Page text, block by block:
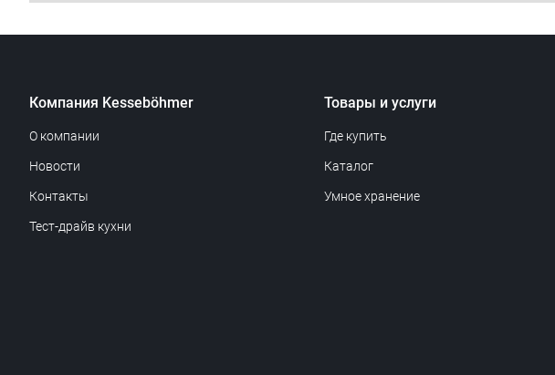
Компания Kesseböhmer
О компании
Новости
Контакты
Тест-драйв кухни
Товары и услуги
Где купить
Каталог
Умное хранение